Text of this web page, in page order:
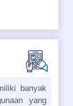
banyak
yang